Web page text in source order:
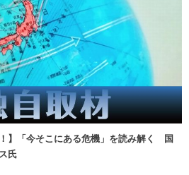
】「今そこにある危機」を読み解く 国
氏